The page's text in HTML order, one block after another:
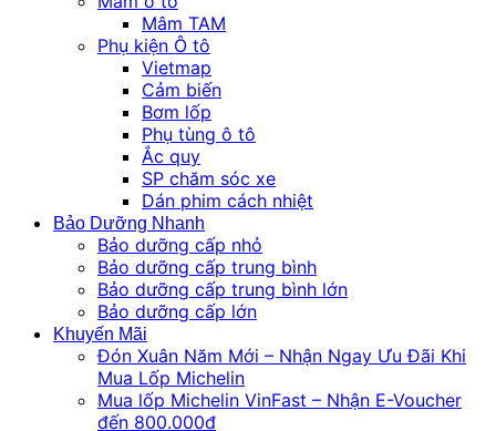
Mâm TAM
Phụ kiện Ô tô
Vietmap
Cảm biến
Bơm lốp
Phụ tùng ô tô
Ắc quy
SP chăm sóc xe
Dán phim cách nhiệt
Bảo Dưỡng Nhanh
Bảo dưỡng cấp nhỏ
Bảo dưỡng cấp trung bình
Bảo dưỡng cấp trung bình lớn
Bảo dưỡng cấp lớn
Khuyến Mãi
Đón Xuân Năm Mới – Nhận Ngay Ưu Đãi Khi
Mua Lốp Michelin
Mua lốp Michelin VinFast – Nhận E-Voucher
đến 800.000đ